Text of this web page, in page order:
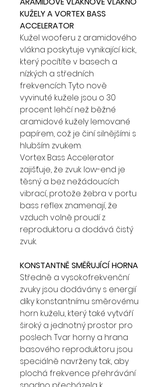
KUŽELY A VORTEX BASS
ACCELERATOR
Kužel wooferu z aramidového
vlákna poskytuje vynikající kick,
který pocítíte v basech a
nízkých a středních
frekvencích. Tyto nově
vyvinuté kužele jsou o 30
procent lehčí než běžné
aramidové kužely lemované
papírem, což je činí silnějšími s
hlubším zvukem.
Vortex Bass Accelerator
zajišťuje, že zvuk low-end je
těsný a bez nežádoucích
vibrací, protože žebra v portu
bass reflex znamenají, že
vzduch volně proudí z
reproduktoru a dodává čistý
zvuk.
KONSTANTNĚ SMĚŘUJÍCÍ HORNA
Středně a vysokofrekvenční
zvuky jsou dodávány s energií
díky konstantnímu směrovému
horn kuželu, který také vytváří
široký a jednotný prostor pro
poslech. Tvar horny a hrana
basového reproduktoru jsou
speciálně navrženy tak, aby
plochá frekvence přehrávání